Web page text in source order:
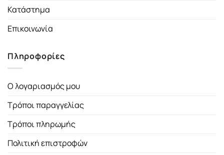
Κατάστημα
Επικοινωνία
Πληροφορίες
Ο λογαριασμός μου
Τρόποι παραγγελίας
Τρόποι πληρωμής
Πολιτική επιστροφών